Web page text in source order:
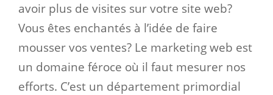
avoir plus de visites sur votre site web?
Vous êtes enchantés à l’idée de faire
mousser vos ventes? Le marketing web est
un domaine féroce où il faut mesurer nos
efforts. C’est un département primordial